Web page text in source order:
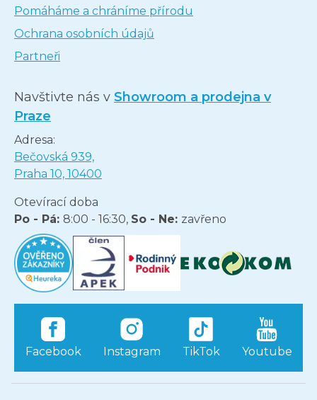
Pomáháme a chráníme přírodu
Ochrana osobních údajů
Partneři
Navštivte nás v Showroom a prodejna v
Praze
Adresa:
Bečovská 939,
Praha 10, 10400
Otevírací doba
Po - Pá: 8:00 - 16:30, So - Ne: zavřeno
Facebook Instagram TikTok Youtube